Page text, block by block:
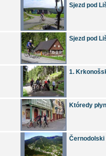
Sjezd pod
Sjezd pod
1.
Któredy
Černodolski